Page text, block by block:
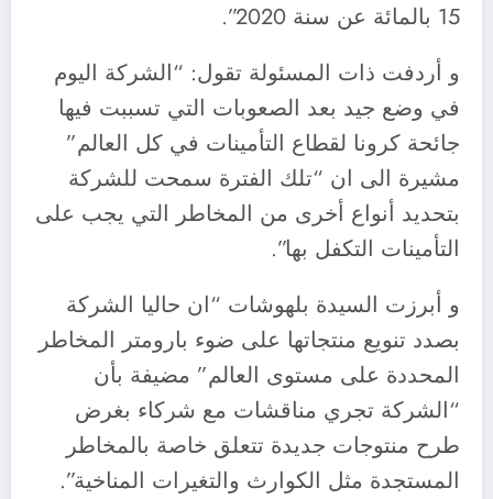
15 بالمائة عن سنة 2020”.
و أردفت ذات المسئولة تقول: “الشركة اليوم
في وضع جيد بعد الصعوبات التي تسببت فيها
جائحة كرونا لقطاع التأمينات في كل العالم”
مشيرة الى ان “تلك الفترة سمحت للشركة
بتحديد أنواع أخرى من المخاطر التي يجب على
التأمينات التكفل بها”.
و أبرزت السيدة بلهوشات “ان حاليا الشركة
بصدد تنويع منتجاتها على ضوء بارومتر المخاطر
المحددة على مستوى العالم” مضيفة بأن
“الشركة تجري مناقشات مع شركاء بغرض
طرح منتوجات جديدة تتعلق خاصة بالمخاطر
المستجدة مثل الكوارث والتغيرات المناخية”.